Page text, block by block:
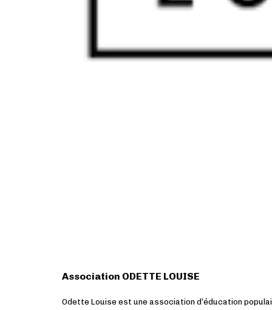
Association ODETTE LOUISE
Odette Louise est une association d’éducation